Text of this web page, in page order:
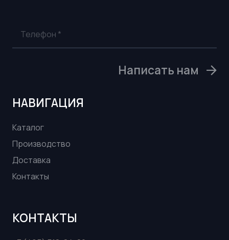
Написать нам
НАВИГАЦИЯ
Каталог
Производство
Доставка
Контакты
КОНТАКТЫ